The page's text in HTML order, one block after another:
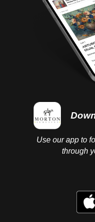
Use our app to
through